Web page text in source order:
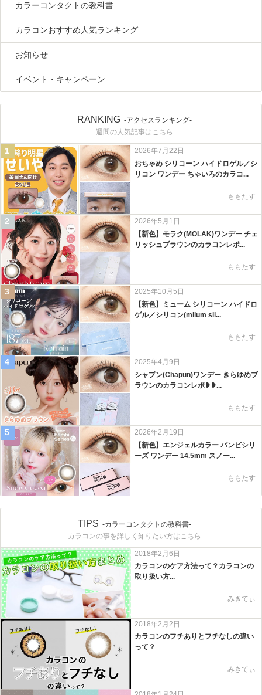
カラーコンタクトの教科書
カラコンおすすめ人気ランキング
お知らせ
イベント・キャンペーン
RANKING -アクセスランキング-
週間の人気記事はこちら
1
2026年7月22日
おちゃめ シリコーン ハイドロゲル／シ
リコン ワンデー ちゃいろのカラコ...
ももたす
2
2026年5月1日
【新色】モラク(MOLAK)ワンデー チェ
リッシュブラウンのカラコンレポ...
ももたす
3
2025年10月5日
【新色】ミューム シリコーン ハイドロ
ゲル／シリコン(miium sil...
ももたす
4
2025年4月9日
シャプン(Chapun)ワンデー きらゆめブ
ラウンのカラコンレポ❥❥...
ももたす
5
2026年2月19日
【新色】エンジェルカラー バンビシリ
ーズ ワンデー 14.5mm スノー...
ももたす
TIPS -カラーコンタクトの教科書-
カラコンの事を詳しく知りたい方はこちら
2018年2月6日
カラコンのケア方法って？カラコンの
取り扱い方...
みきてぃ
2018年2月2日
カラコンのフチありとフチなしの違い
って？
みきてぃ